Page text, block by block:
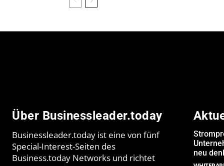
Über Businessleader.today
Businessleader.today ist eine von fünf
Special-Interest-Seiten des
Business.today Networks und richtet
neu